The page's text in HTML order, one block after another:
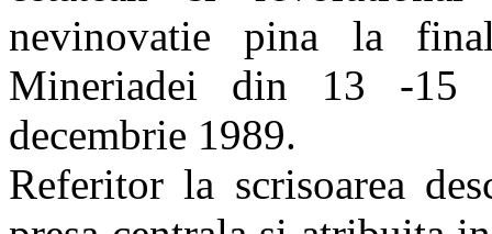
nevinovatie pina la
Mineriadei din 13 -15
decembrie 1989.
Referitor la scrisoarea